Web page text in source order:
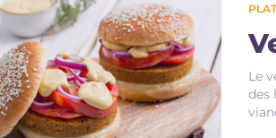
Le
des